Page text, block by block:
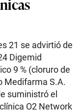
21 se advirtió de
Digemid
9 % (cloruro de
Medifarma S.A.
suministró el
O2 Network